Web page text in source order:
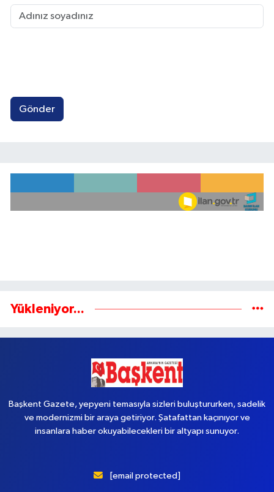
Gönder
Yükleniyor...
Başkent Gazete, yepyeni temasıyla sizleri buluştururken, sadelik
ve modernizmi bir araya getiriyor. Şatafattan kaçınıyor ve
insanlara haber okuyabilecekleri bir altyapı sunuyor.
[email protected]